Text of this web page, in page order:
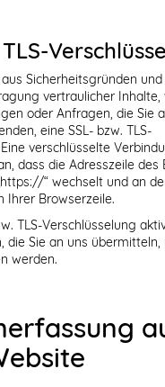
Sicherheitsgründen
vertraulicher Inhalte,
oder Anfragen, die Sie
eine SSL- bzw. TLS-
verschlüsselte
dass die Adresszeile des
“ wechselt und an
Ihrer Browserzeile.
TLS-Verschlüsselung
die Sie an uns übermitteln,
werden.